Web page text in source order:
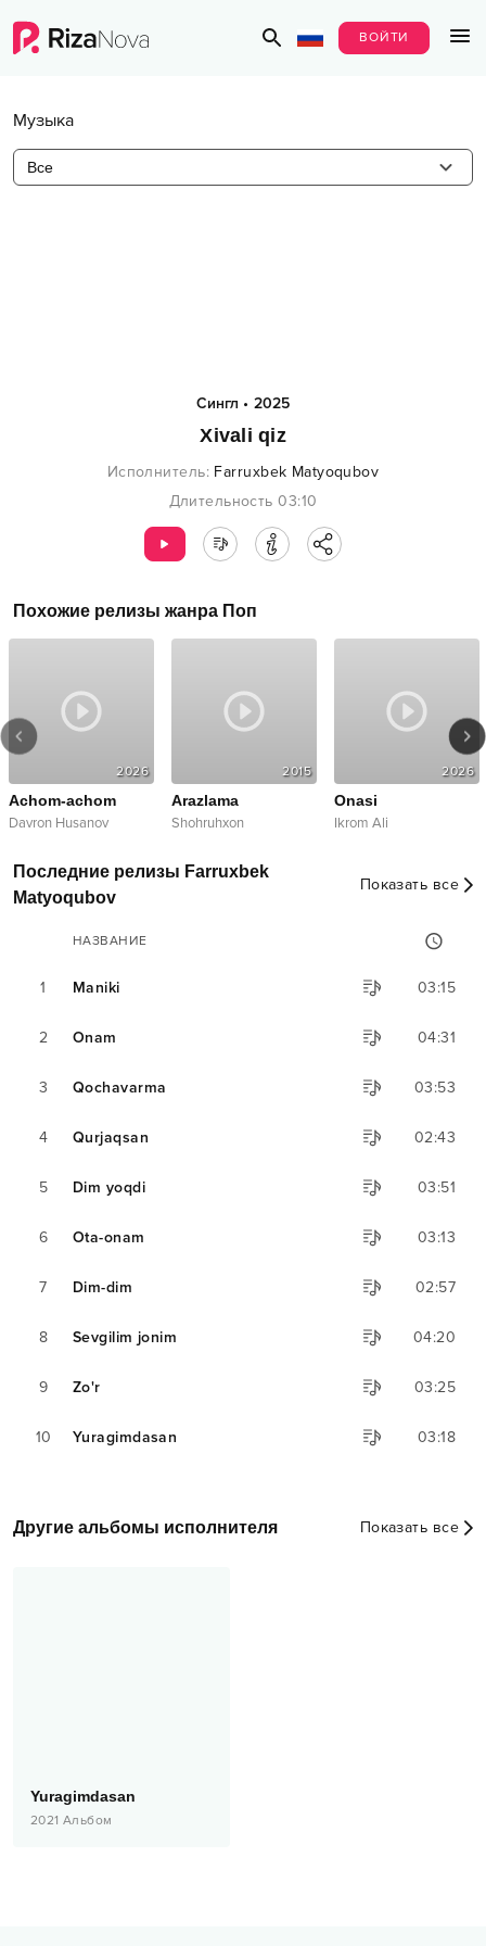
ВОЙТИ
Музыка
Все
Сингл • 2025
Xivali qiz
Исполнитель: Farruxbek Matyoqubov
Длительность 03:10
Похожие релизы жанра Поп
2026
Achom-achom
Davron Husanov
2015
Arazlama
Shohruhxon
2026
Onasi
Ikrom Ali
Последние релизы Farruxbek
Matyoqubov
Показать все
НАЗВАНИЕ
1 Maniki 03:15
2 Onam 04:31
3 Qochavarma 03:53
4 Qurjaqsan 02:43
5 Dim yoqdi 03:51
6 Ota-onam 03:13
7 Dim-dim 02:57
8 Sevgilim jonim 04:20
9 Zo'r 03:25
10 Yuragimdasan 03:18
Другие альбомы исполнителя Показать все
Yuragimdasan
2021 Альбом